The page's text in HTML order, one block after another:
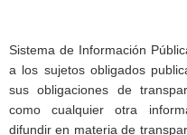
Sistema de Información
a los sujetos obligados
sus obligaciones de
como cualquier otra
difundir en materia de